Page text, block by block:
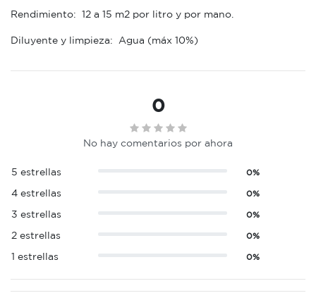
Rendimiento: 12 a 15 m2 por litro y por mano.
Diluyente y limpieza: Agua (máx 10%)
0
No hay comentarios por ahora
5 estrellas 0%
4 estrellas 0%
3 estrellas 0%
2 estrellas 0%
1 estrellas 0%